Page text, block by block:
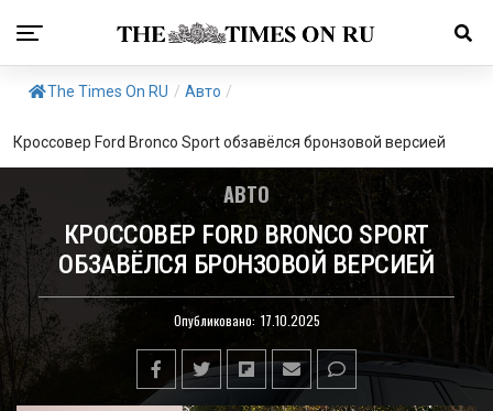
The Times On RU / Авто /
Кроссовер Ford Bronco Sport обзавёлся бронзовой версией
АВТО
КРОССОВЕР FORD BRONCO SPORT
ОБЗАВЁЛСЯ БРОНЗОВОЙ ВЕРСИЕЙ
Опубликовано: 17.10.2025